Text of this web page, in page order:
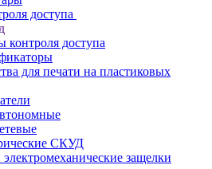
доступа
контроля доступа
для печати на пластиковых
СКУД
защелки